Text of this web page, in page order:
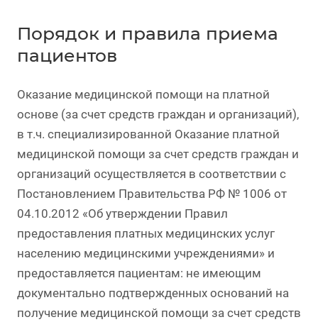
Порядок и правила приема
пациентов
Оказание медицинской помощи на платной
основе (за счет средств граждан и организаций),
в т.ч. специализированной Оказание платной
медицинской помощи за счет средств граждан и
организаций осуществляется в соответствии с
Постановлением Правительства РФ № 1006 от
04.10.2012 «Об утверждении Правил
предоставления платных медицинских услуг
населению медицинскими учреждениями» и
предоставляется пациентам: не имеющим
документально подтвержденных оснований на
получение медицинской помощи за счет средств